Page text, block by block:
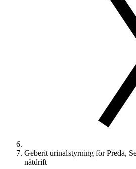
Geberit urinalstyrning för Preda,
nätdrift